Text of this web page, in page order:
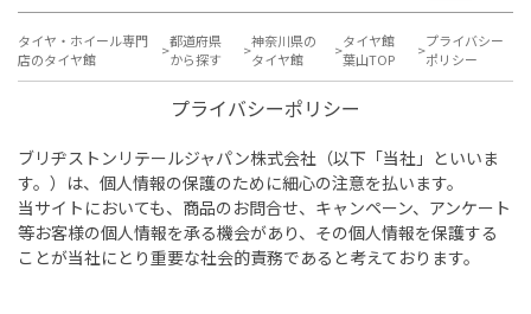
タイヤ・ホイール専門
店のタイヤ館
都道府県
から探す
神奈川県の
タイヤ館
タイヤ館
葉山TOP
プライバシー
ポリシー
プライバシーポリシー
ブリヂストンリテールジャパン株式会社（以下「当社」といいま
す。）は、個人情報の保護のために細心の注意を払います。
当サイトにおいても、商品のお問合せ、キャンペーン、アンケート
等お客様の個人情報を承る機会があり、その個人情報を保護する
ことが当社にとり重要な社会的責務であると考えております。